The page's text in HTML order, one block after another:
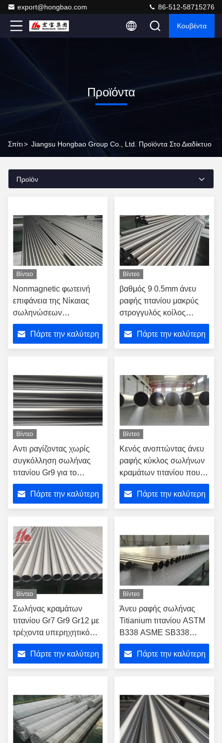
export@hongbao.com 86-512-58715276
Κουβέντα
Προϊόντα
Σπίτι> Jiangsu Hongbao Group Co., Ltd. Προϊόντα Στο Διαδίκτυο
Προϊόν
Βίντεο
Nonmagnetic φωτεινή
επιφάνεια της Νίκαιας
σωληνώσεων
μικροϋπολογιστών
τιτανίου για τη
χειροτεχνία περιδεραίων
Πάρτε την καλύτερη
Βίντεο
βαθμός 9 0.5mm άνευ
ραφής τιτανίου μακρύς
στρογγυλός κοίλος
σωλήνας ακρίβειας
σωλήνων υψηλός
Πάρτε την καλύτερη
Βίντεο
Αντι ραγίζοντας χωρίς
συγκόλληση σωλήνας
τιτανίου Gr9 για το
πλαίσιο ποδηλάτων
Πάρτε την καλύτερη
Βίντεο
Κενός ανοπτώντας άνευ
ραφής κύκλος σωλήνων
κραμάτων τιτανίου που
διαμορφώνεται
Πάρτε την καλύτερη
Βίντεο
Σωλήνας κραμάτων
τιτανίου Gr7 Gr9 Gr12 με
τρέχοντα υπερηχητικό
του Eddy
Πάρτε την καλύτερη
Βίντεο
Άνευ ραφής σωλήνας
Titianium τιτανίου ASTM
B338 ASME SB338
γύρω από το σωλήνα
Πάρτε την καλύτερη